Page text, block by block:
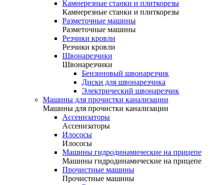
Камнерезные станки и плиткорезы
Камнерезные станки и плиткорезы
Разметочные машины
Разметочные машины
Резчики кровли
Резчики кровли
Швонарезчики
Швонарезчики
Бензиновый швонарезчик
Диски для швонарезчика
Электрический швонарезчик
Машины для прочистки канализации
Машины для прочистки канализации
Ассенизаторы
Ассенизаторы
Илососы
Илососы
Машины гидродинамические на прицепе
Машины гидродинамические на прицепе
Прочистные машины
Прочистные машины